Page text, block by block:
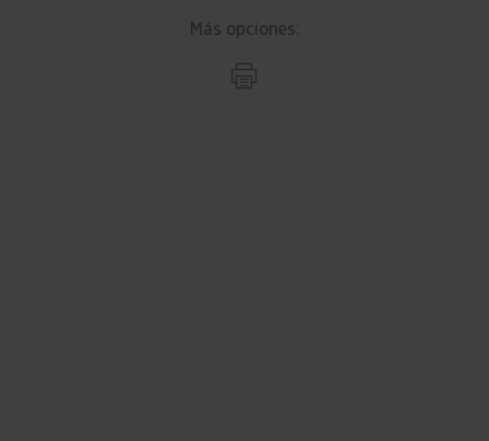
Más opciones: